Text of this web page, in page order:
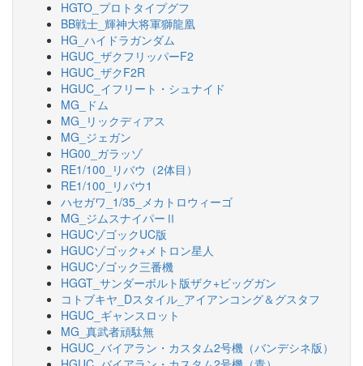
HGTO_プロトタイプグフ
BB戦士_輝神大将軍獅龍凰
HG_ハイドラガンダム
HGUC_ザクフリッパーF2
HGUC_ザクF2R
HGUC_イフリート・シュナイド
MG_ドム
MG_リックディアス
MG_ジェガン
HG00_ガラッゾ
RE1/100_リバウ（2体目）
RE1/100_リバウ1
ハセガワ_1/35_メカトロウィーゴ
MG_ジムスナイパーⅡ
HGUCゾゴックUC版
HGUCゾゴック+メトロン星人
HGUCゾゴック三番機
HGGT_サンダーボルト版ザク+ビッグガン
コトブキヤ_Dスタイル_アイアンコング＆グスタフ
HGUC_ギャンスロット
MG_真武者頑駄無
HGUC_バイアラン・カスタム2号機（バンデシネ版）